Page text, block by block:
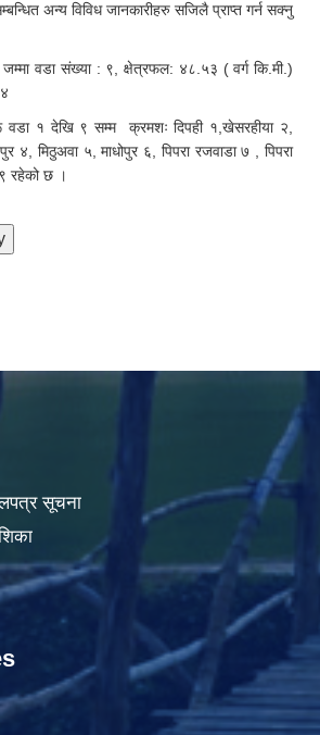
अन्य विविध जानकारीहरु सजिलै प्राप्त गर्न सक्नु
वडा संख्या : ९, क्षेत्रफल: ४८.५३ ( वर्ग कि.मी.)
वडा १ देखि ९ सम्म क्रमशः दिपही १,खेसरहीया २,
४, मिठुअवा ५, माधोपुर ६, पिपरा रजवाडा ७ , पिपरा
रहेको छ ।
सूचना